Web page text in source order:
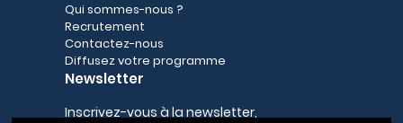
Qui sommes-nous ?
Recrutement
Contactez-nous
Diffusez votre programme
Newsletter
Inscrivez-vous à la newsletter,